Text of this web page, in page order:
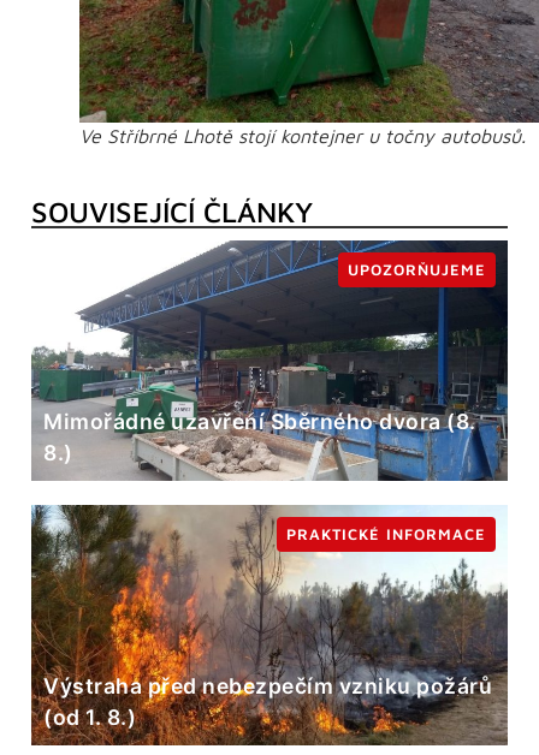
Ve Stříbrné Lhotě stojí kontejner u točny autobusů.
SOUVISEJÍCÍ ČLÁNKY
Mimořádné uzavření Sběrného dvora (8.
8.)
UPOZORŇUJEME
Výstraha před nebezpečím vzniku požárů
(od 1. 8.)
PRAKTICKÉ INFORMACE